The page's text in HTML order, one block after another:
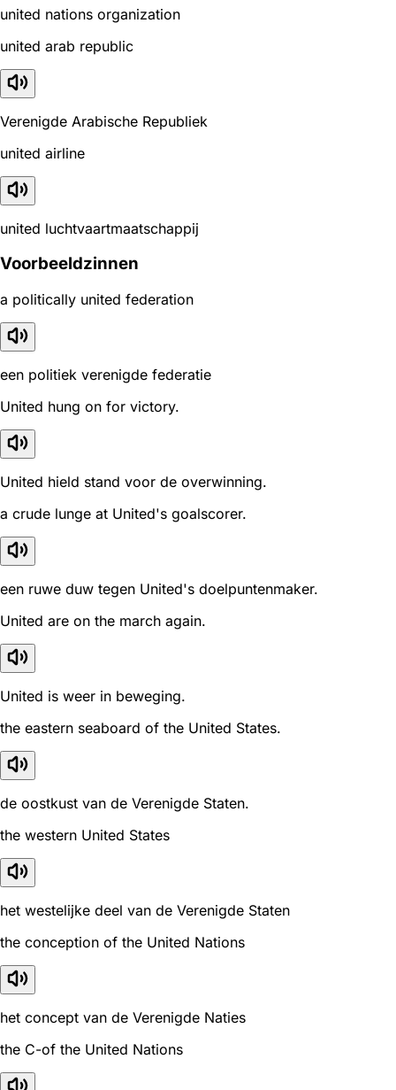
united nations organization
united arab republic
Verenigde Arabische Republiek
united airline
united luchtvaartmaatschappij
Voorbeeldzinnen
a politically united federation
een politiek verenigde federatie
United hung on for victory.
United hield stand voor de overwinning.
a crude lunge at United's goalscorer.
een ruwe duw tegen United's doelpuntenmaker.
United are on the march again.
United is weer in beweging.
the eastern seaboard of the United States.
de oostkust van de Verenigde Staten.
the western United States
het westelijke deel van de Verenigde Staten
the conception of the United Nations
het concept van de Verenigde Naties
the C-of the United Nations